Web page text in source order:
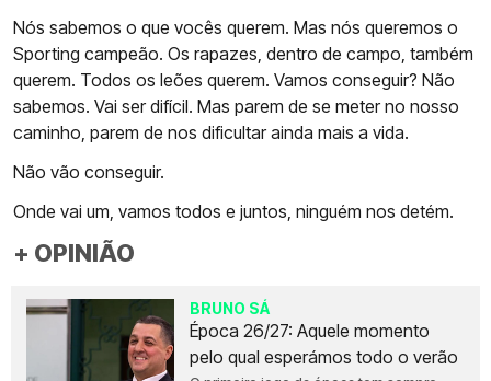
Nós sabemos o que vocês querem. Mas nós queremos o
Sporting campeão. Os rapazes, dentro de campo, também
querem. Todos os leões querem. Vamos conseguir? Não
sabemos. Vai ser difícil. Mas parem de se meter no nosso
caminho, parem de nos dificultar ainda mais a vida.
Não vão conseguir.
Onde vai um, vamos todos e juntos, ninguém nos detém.
+ OPINIÃO
BRUNO SÁ
Época 26/27: Aquele momento
pelo qual esperámos todo o verão